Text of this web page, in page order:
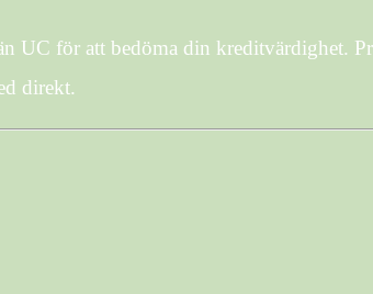
UC för att bedöma din kreditvärdighet.
direkt.